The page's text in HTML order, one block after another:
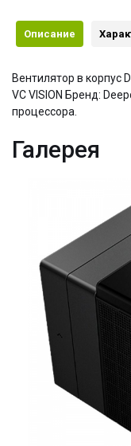
Описание
Вентилятор в корпус
VC VISION Бренд:
процессора.
Галерея